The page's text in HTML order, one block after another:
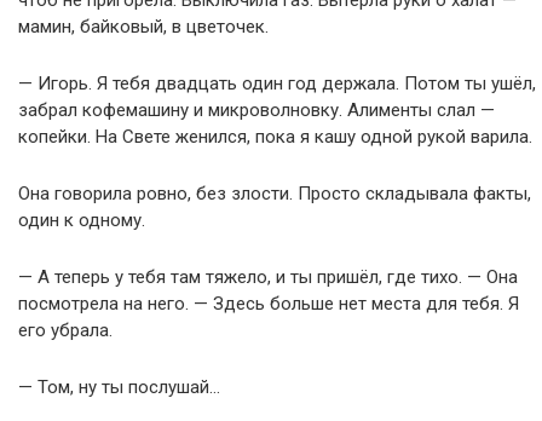
мамин, байковый, в цветочек.
— Игорь. Я тебя двадцать один год держала. Потом ты ушёл,
забрал кофемашину и микроволновку. Алименты слал —
копейки. На Свете женился, пока я кашу одной рукой варила.
Она говорила ровно, без злости. Просто складывала факты,
один к одному.
— А теперь у тебя там тяжело, и ты пришёл, где тихо. — Она
посмотрела на него. — Здесь больше нет места для тебя. Я
его убрала.
— Том, ну ты послушай…